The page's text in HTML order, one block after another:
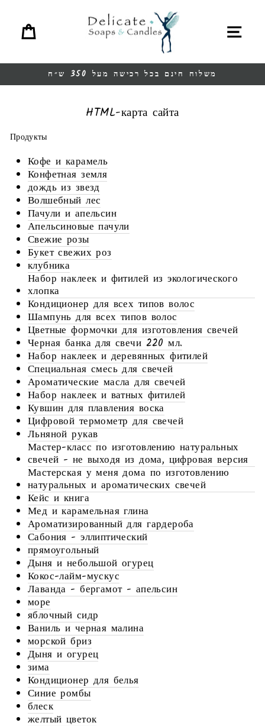
содержанию
Остановить
משלוח חינם בכל רכישה מעל 350 ש״ח
HTML-карта сайта
Продукты
Кофе и карамель
Конфетная земля
дождь из звезд
Волшебный лес
Пачули и апельсин
Апельсиновые пачули
Свежие розы
Букет свежих роз
клубника
Набор наклеек и фитилей из экологического
хлопка
Кондиционер для всех типов волос
Шампунь для всех типов волос
Цветные формочки для изготовления свечей
Черная банка для свечи 220 мл.
Набор наклеек и деревянных фитилей
Специальная смесь для свечей
Ароматические масла для свечей
Набор наклеек и ватных фитилей
Кувшин для плавления воска
Цифровой термометр для свечей
Льняной рукав
Мастер-класс по изготовлению натуральных
свечей - не выходя из дома, цифровая версия
Мастерская у меня дома по изготовлению
натуральных и ароматических свечей
Кейс и книга
Мед и карамельная глина
Ароматизированный для гардероба
Сабония - эллиптический
прямоугольный
Дыня и небольшой огурец
Кокос-лайм-мускус
Лаванда - бергамот - апельсин
море
яблочный сидр
Ваниль и черная малина
морской бриз
Дыня и огурец
зима
Кондиционер для белья
Синие ромбы
блеск
желтый цветок